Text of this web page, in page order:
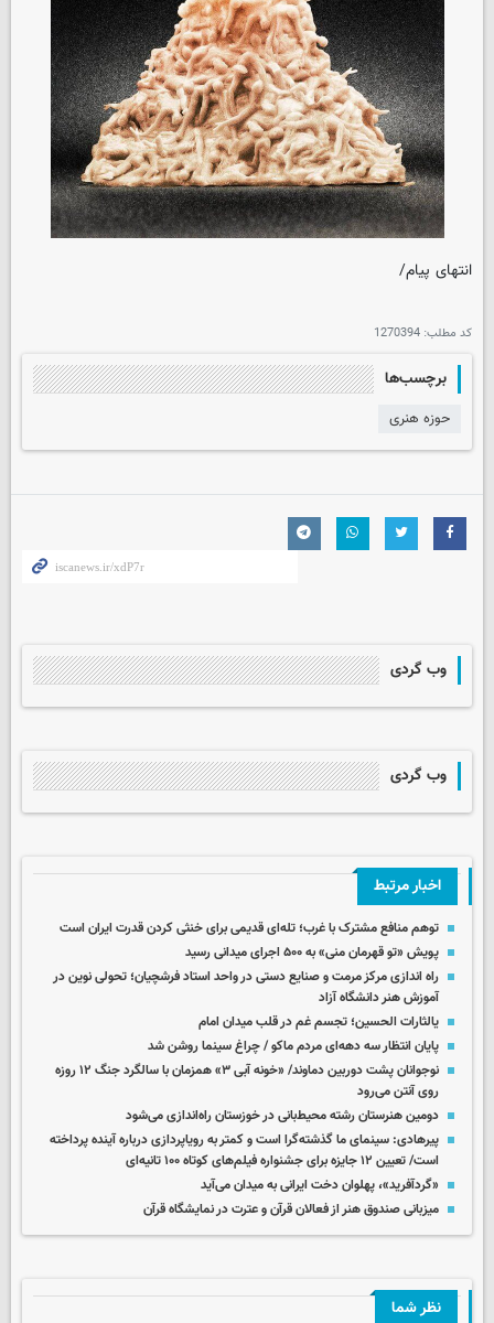
انتهای پیام/
کد مطلب: 1270394
برچسب‌ها
حوزه هنری
وب گردی
وب گردی
اخبار مرتبط
توهم منافع مشترک با غرب؛ تله‌ای قدیمی برای خنثی کردن قدرت ایران است
پویش «تو قهرمان منی» به ۵۰۰ اجرای میدانی رسید
راه اندازی مرکز مرمت و صنایع دستی در واحد استاد فرشچیان؛ تحولی نوین در
آموزش هنر دانشگاه آزاد
یالثارات الحسین؛ تجسم غم در قلب میدان امام
پایان انتظار سه دهه‌ای مردم ماکو / چراغ سینما روشن شد
نوجوانان پشت دوربین دماوند/ «خونه آبی ۳» همزمان با سالگرد جنگ ۱۲ روزه
روی آنتن می‌رود
دومین هنرستان رشته محیط‌بانی در خوزستان راه‌اندازی می‌شود
پیرهادی: سینمای ما گذشته‌گرا است و کمتر به رویاپردازی درباره آینده پرداخته
است/ تعیین ۱۲ جایزه برای جشنواره فیلم‌های کوتاه ۱۰۰ تانیه‌ای
«گردآفرید»، پهلوان دخت ایرانی به میدان می‌آید
میزبانی صندوق هنر از فعالان قرآن و عترت در نمایشگاه قرآن
نظر شما